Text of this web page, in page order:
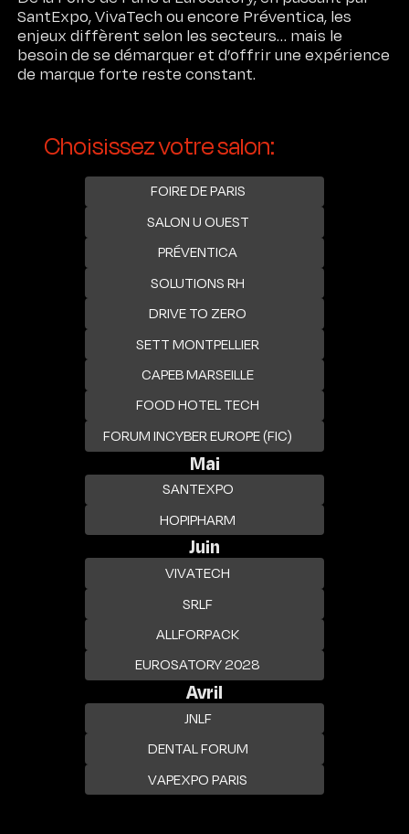
SantExpo, VivaTech ou encore Préventica, les
enjeux diffèrent selon les secteurs… mais le
besoin de se démarquer et d’offrir une expérience
de marque forte reste constant.
Choisissez votre salon:
FOIRE DE PARIS
SALON U OUEST
PRÉVENTICA
SOLUTIONS RH
DRIVE TO ZERO
SETT MONTPELLIER
CAPEB MARSEILLE
FOOD HOTEL TECH
FORUM INCYBER EUROPE (FIC)
Mai
SANTEXPO
HOPIPHARM
Juin
VIVATECH
SRLF
ALLFORPACK
EUROSATORY 2028
Avril
JNLF
DENTAL FORUM
VAPEXPO PARIS